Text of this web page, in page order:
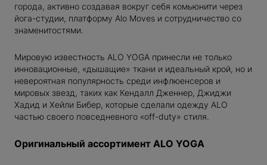
города, активно создавая вокруг себя комьюнити через
йога-студии, платформу Alo Moves и сотрудничество со
знаменитостями.
Мировую известность ALO YOGA принесли не только
инновационные, «дышащие» ткани и идеальный крой, но и
невероятная популярность среди инфлюенсеров и
мировых звезд, таких как Кендалл Дженнер, Джиджи
Хадид и Хейли Бибер, которые сделали одежду ALO
частью своего повседневного «off-duty» стиля.
Оригинальный ассортимент ALO YOGA